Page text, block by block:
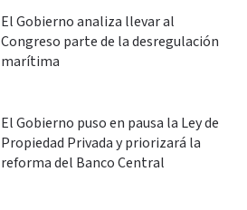
El Gobierno analiza llevar al
Congreso parte de la desregulación
marítima
El Gobierno puso en pausa la Ley de
Propiedad Privada y priorizará la
reforma del Banco Central